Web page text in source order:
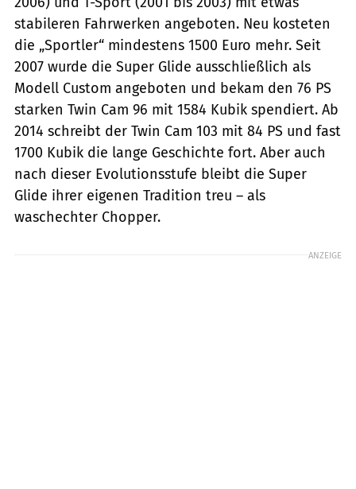
stabileren Fahrwerken angeboten. Neu kosteten
die „Sportler“ mindestens 1500 Euro mehr. Seit
2007 wurde die Super Glide ausschließlich als
Modell Custom angeboten und bekam den 76 PS
starken Twin Cam 96 mit 1584 Kubik spendiert. Ab
2014 schreibt der Twin Cam 103 mit 84 PS und fast
1700 Kubik die lange Geschichte fort. Aber auch
nach dieser Evolutionsstufe bleibt die Super
Glide ihrer eigenen Tradition treu – als
waschechter Chopper.
ANZEIGE